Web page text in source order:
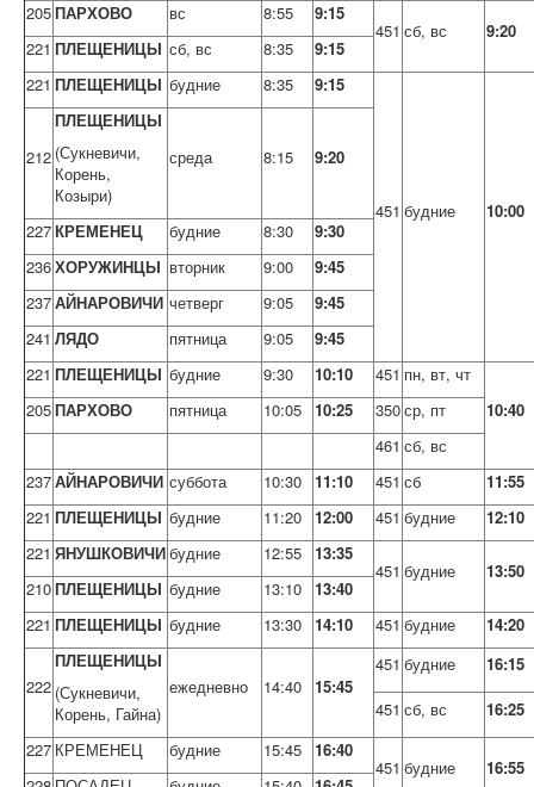
205ПАРХОВО вс 8:55 9:15
451 сб, вс 9:20
221 ПЛЕЩЕНИЦЫ сб, вс 8:35
9:15
221 ПЛЕЩЕНИЦЫ будние 8:35 9:15
451 будние 10:00
212
ПЛЕЩЕНИЦЫ
(Сукневичи,
Корень,
Козыри)
среда 8:15 9:20
227КРЕМЕНЕЦ будние 8:30
9:30
236ХОРУЖИНЦЫ вторник 9:00
9:45
237АЙНАРОВИЧИ четверг 9:05
9:45
241 ЛЯДО пятница 9:05
9:45
221 ПЛЕЩЕНИЦЫ будние 9:30 10:10 451 пн, вт, чт
10:40
205ПАРХОВО пятница 10:05 10:25 350ср, пт
461 сб, вс
237АЙНАРОВИЧИ суббота 10:30 11:10 451 сб
11:55
221 ПЛЕЩЕНИЦЫ будние 11:20 12:00 451 будние
12:10
221 ЯНУШКОВИЧИбудние 12:55 13:35
451 будние 13:50
210ПЛЕЩЕНИЦЫ будние 13:10 13:40
221 ПЛЕЩЕНИЦЫ будние 13:30 14:10 451 будние 14:20
222
ПЛЕЩЕНИЦЫ
(Сукневичи,
Корень, Гайна)
ежедневно 14:40 15:45
451 будние
16:15
451 сб, вс
16:25
227 КРЕМЕНЕЦ будние 15:45 16:40
451 будние 16:55